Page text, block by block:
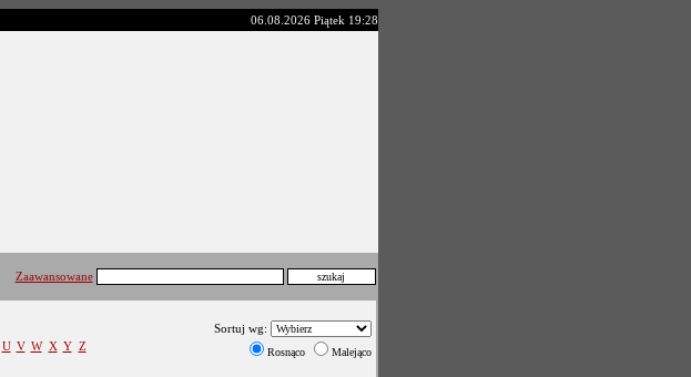
06.08.2026 Piątek 19:28
Zaawansowane
U V W X Y Z
Sortuj wg:
Rosnąco Malejąco